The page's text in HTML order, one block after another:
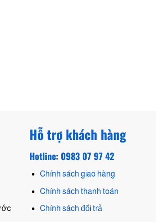
Hỗ trợ khách hàng
Hotline: 0983 07 97 42
Chính sách giao hàng
Chính sách thanh toán
Chính sách đổi trả